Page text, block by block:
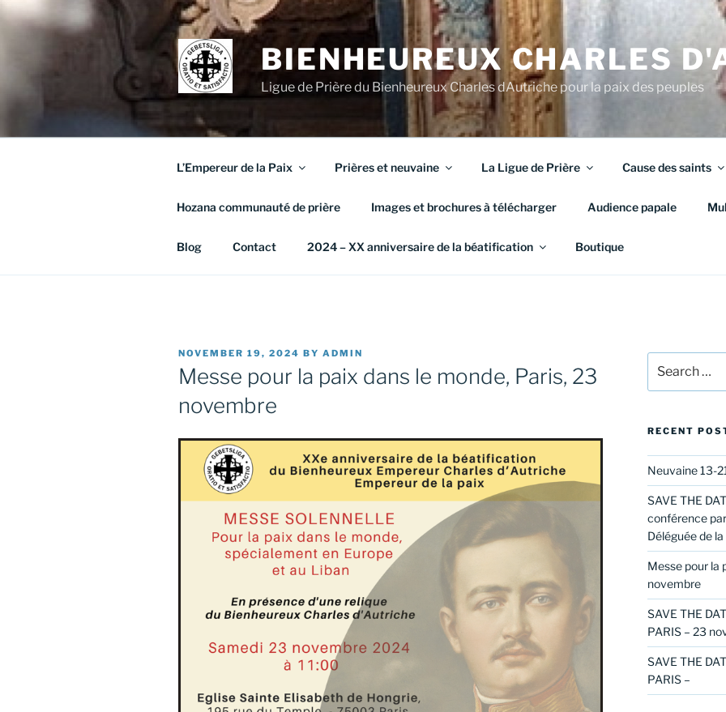
Skip
BIENHEUREUX CHARLES
Ligue de Prière du Bienheureux Charles dAutriche pour la paix des peuples
L’Empereur de la Paix Prières et neuvaine La Ligue de Prière Cause des saints
Hozana communauté de prière Images et brochures à télécharger Audience papale
Blog Contact 2024 – XX anniversaire de la béatification Boutique
POSTED
ON
NOVEMBER 19, 2024 BY ADMIN
Messe pour la paix dans le monde, Paris, 23
novembre
for:
RECENT
Neuvaine 13-
SAVE THE
conférence
Déléguée de
Messe pour la
novembre
SAVE THE
PARIS – 23
SAVE THE
PARIS –